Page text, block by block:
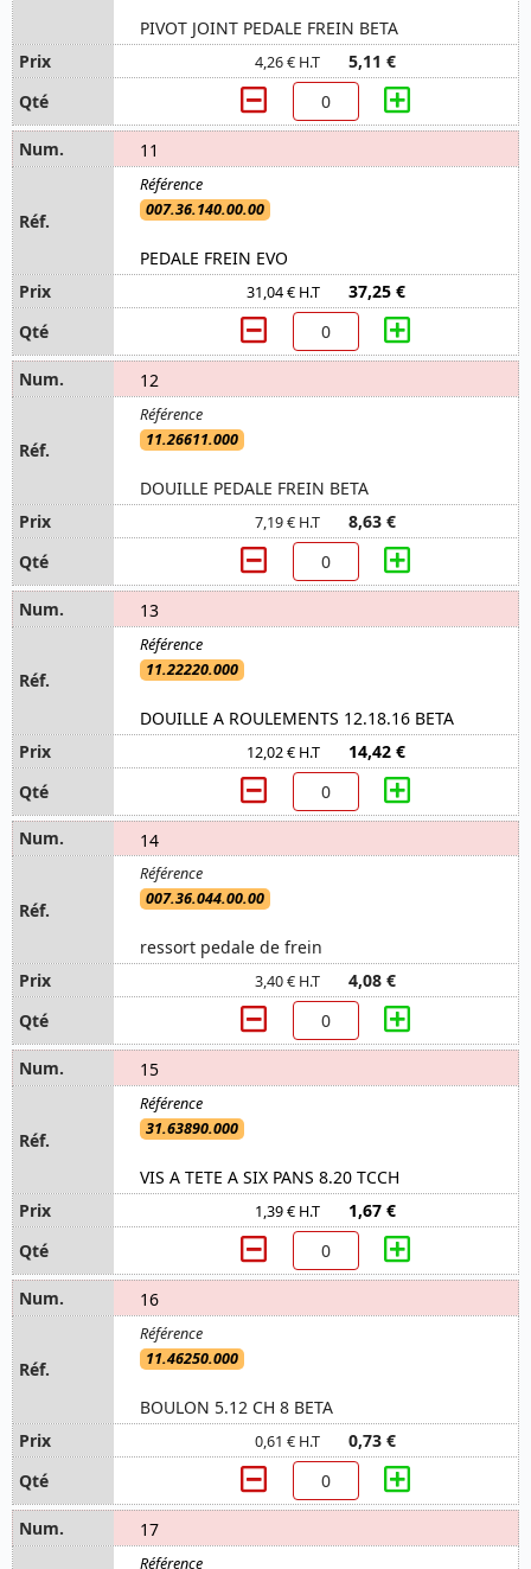
PIVOT JOINT PEDALE FREIN BETA
4,26 € H.T 5,11 €
11
007.36.140.00.00
PEDALE FREIN EVO
31,04 € H.T 37,25 €
12
11.26611.000
DOUILLE PEDALE FREIN BETA
7,19 € H.T 8,63 €
13
11.22220.000
DOUILLE A ROULEMENTS 12.18.16 BETA
12,02 € H.T 14,42 €
14
007.36.044.00.00
ressort pedale de frein
3,40 € H.T 4,08 €
15
31.63890.000
VIS A TETE A SIX PANS 8.20 TCCH
1,39 € H.T 1,67 €
16
11.46250.000
BOULON 5.12 CH 8 BETA
0,61 € H.T 0,73 €
17